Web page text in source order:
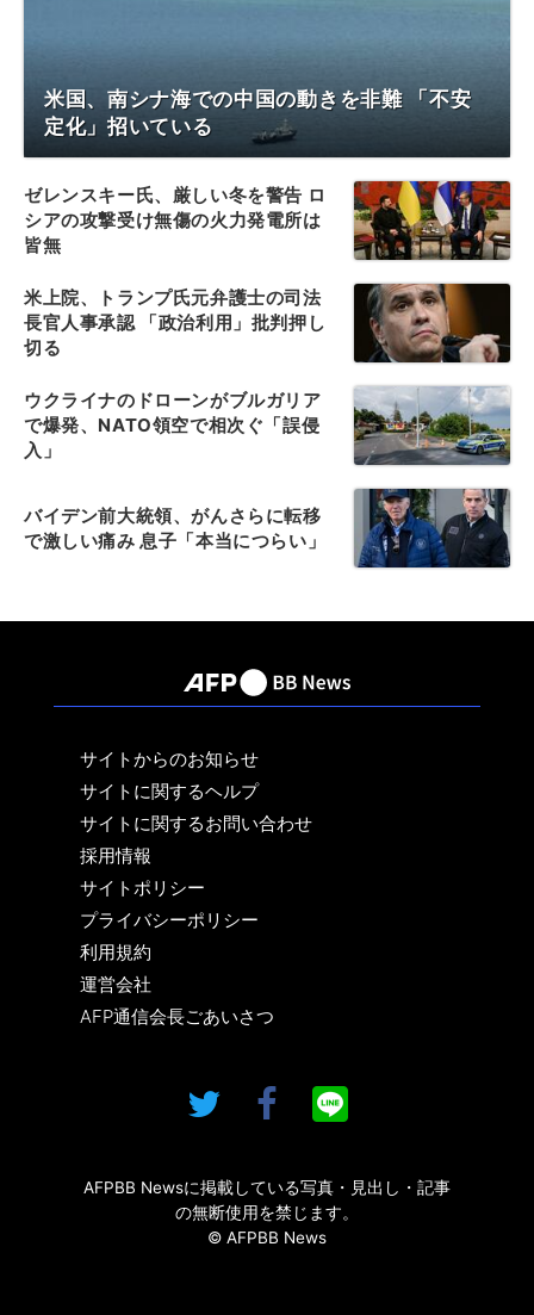
米国、南シナ海での中国の動きを非難 「不安
定化」招いている
ゼレンスキー氏、厳しい冬を警告 ロ
シアの攻撃受け無傷の火力発電所は
皆無
米上院、トランプ氏元弁護士の司法
長官人事承認 「政治利用」批判押し
切る
ウクライナのドローンがブルガリア
で爆発、NATO領空で相次ぐ「誤侵
入」
バイデン前大統領、がんさらに転移
で激しい痛み 息子「本当につらい」
サイトからのお知らせ
サイトに関するヘルプ
サイトに関するお問い合わせ
採用情報
サイトポリシー
プライバシーポリシー
利用規約
運営会社
AFP通信会長ごあいさつ
AFPBB Newsに掲載している写真・見出し・記事
の無断使用を禁じます。
© AFPBB News